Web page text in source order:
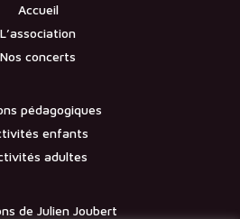
Accueil
L’association
Nos concerts
pédagogiques
enfants
adultes
de Julien Joubert